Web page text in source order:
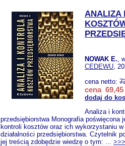
ANALIZA
NOWAK E.,
CEDEWU,
cena netto:
cena 69,45
dodaj do
Analiza i
przedsiębiorstwa Monografia poświęcona
kontroli kosztów oraz ich wykorzystaniu w
działalności przedsiębiorstwa. Czytelnik
jej treścią zdobędzie wiedzę o tym: ... >>>